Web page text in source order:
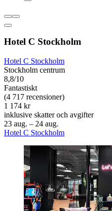
Hotel C Stockholm
Hotel C Stockholm
Stockholm centrum
8,8/10
Fantastiskt
(4 717 recensioner)
1 174 kr
inklusive skatter och avgifter
23 aug. – 24 aug.
Hotel C Stockholm